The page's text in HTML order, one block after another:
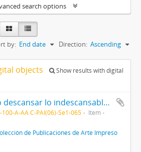
search options
by: End date Direction: Ascending
objects
Show results with digital
¿Cómo descansar lo indescansable? - Pequeño manual de autocuidados para cuerpos cansados
100-A-AA C-PAI(06)-Se1-065
Item
de Publicaciones de Arte Impreso